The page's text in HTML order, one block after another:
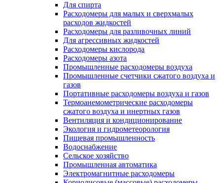
Для спирта
Расходомеры для малых и сверхмалых
расходов жидкостей
Расходомеры для разливочных линий
Для агрессивных жидкостей
Расходомеры кислорода
Расходомеры азота
Промышленные расходомеры воздуха
Промышленные счетчики сжатого воздуха и
газов
Портативные расходомеры воздуха и газов
Термоанемометрические расходомеры
сжатого воздуха и инертных газов
Вентиляция и кондиционирование
Экология и гидрометеорология
Пищевая промышленность
Водоснабжение
Сельское хозяйство
Промышленная автоматика
Электромагнитные расходомеры